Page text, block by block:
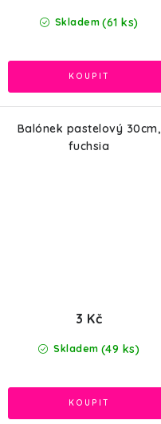
Skladem (61 ks)
Balónek pastelový 30cm,
fuchsia
Skladem (49 ks)
3 Kč